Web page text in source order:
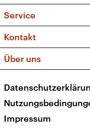
Sendungen
Musikliste
Kakadu – Das
Frequenzen
Service
FAQ
Apps
Newsletter
Kontakt
Social Media
Über uns
Presse
Karriere
Transparenz
Impressum